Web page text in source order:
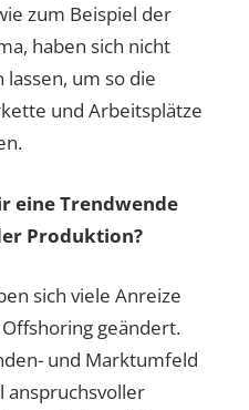
zum Beispiel der
haben sich nicht
um so die
und Arbeitsplätze
eine Trendwende
Produktion?
sich viele Anreize
geändert.
und Marktumfeld
anspruchsvoller